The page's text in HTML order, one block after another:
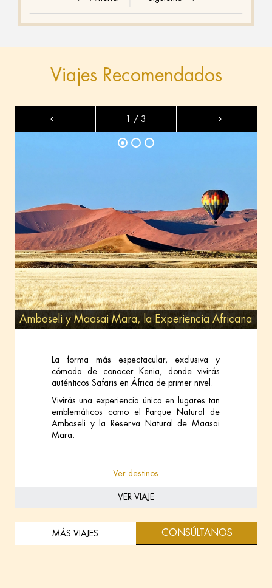
Viajes Recomendados
1 / 3
La forma más espectacular, exclusiva y
cómoda de conocer Kenia, donde vivirás
auténticos Safaris en África de primer nivel.
Vivirás una experiencia única en lugares tan
emblemáticos como el Parque Natural de
Amboseli y la Reserva Natural de Maasai
Mara.
Ver destinos
VER VIAJE
Amboseli y Maasai Mara, la Experiencia Africana
MÁS VIAJES CONSÚLTANOS